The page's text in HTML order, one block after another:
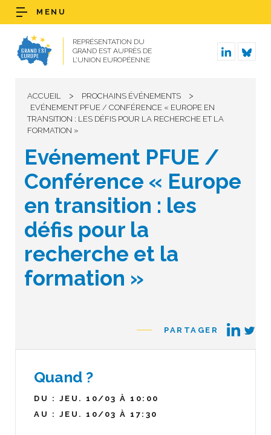
REPRÉSENTATION DU
GRAND EST AUPRÈS DE
L’UNION EUROPÉENNE
MENU
ACCUEIL > PROCHAINS ÉVÉNEMENTS >
EVÉNEMENT PFUE / CONFÉRENCE « EUROPE EN
TRANSITION : LES DÉFIS POUR LA RECHERCHE ET LA
FORMATION »
Evénement PFUE /
Conférence « Europe
en transition : les
défis pour la
recherche et la
formation »
PARTAGER
Quand ?
DU : JEU. 10/03 À 10:00
AU : JEU. 10/03 À 17:30